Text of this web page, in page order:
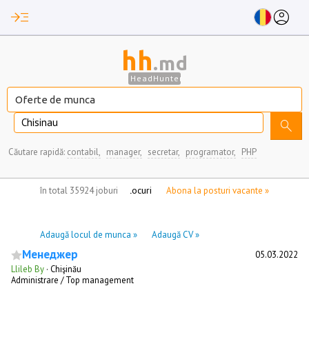
read_more account_circle
hh.md
HeadHunter
Chisinau search
Căutare rapidă: contabil, manager, secretar, programator, PHP
în total 35924 joburi Abona la posturi vacante »
nu aveți locuri de munca marcate
Adaugă locul de munca » Adaugă CV »
Менеджер 05.03.2022
Llileb By · Chişinău
Administrare / Top management